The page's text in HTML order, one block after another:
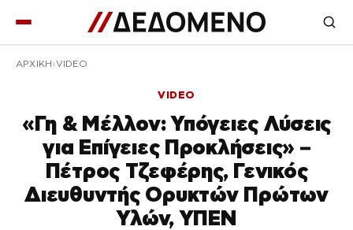
ΑΡΧΙΚΉ VIDEO
VIDEO
«Γη & Μέλλον: Υπόγειες Λύσεις
για Επίγειες Προκλήσεις» –
Πέτρος Τζεφέρης, Γενικός
Διευθυντής Ορυκτών Πρώτων
Υλών, ΥΠΕΝ